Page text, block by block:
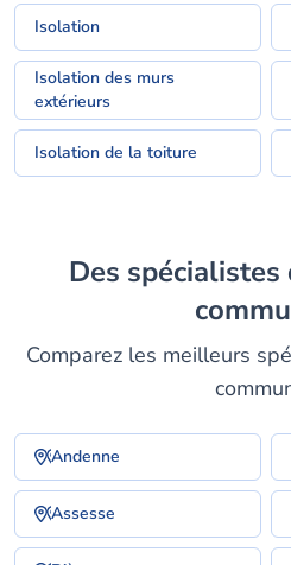
Isolation
Isolation des murs
extérieurs
Isolation de la toiture
Des spécialistes dans d’autres
Comparez les meilleurs
Andenne
Assesse